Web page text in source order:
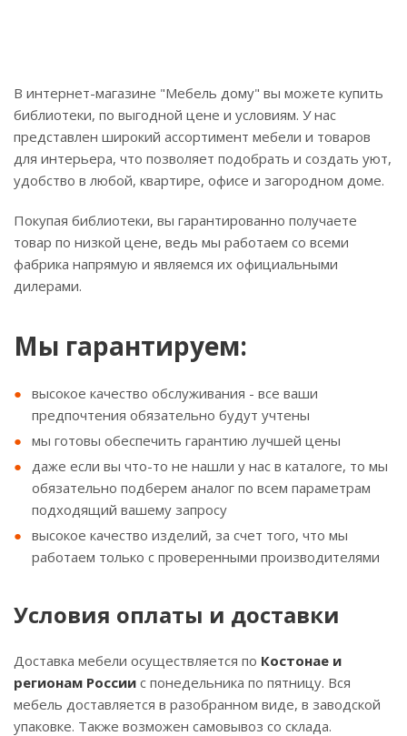
В интернет-магазине "Мебель дому" вы можете купить
библиотеки, по выгодной цене и условиям. У нас
представлен широкий ассортимент мебели и товаров
для интерьера, что позволяет подобрать и создать уют,
удобство в любой, квартире, офисе и загородном доме.
Покупая библиотеки, вы гарантированно получаете
товар по низкой цене, ведь мы работаем со всеми
фабрика напрямую и являемся их официальными
дилерами.
Мы гарантируем:
высокое качество обслуживания - все ваши
предпочтения обязательно будут учтены
мы готовы обеспечить гарантию лучшей цены
даже если вы что-то не нашли у нас в каталоге, то мы
обязательно подберем аналог по всем параметрам
подходящий вашему запросу
высокое качество изделий, за счет того, что мы
работаем только с проверенными производителями
Условия оплаты и доставки
Доставка мебели осуществляется по Костонае и
регионам России с понедельника по пятницу. Вся
мебель доставляется в разобранном виде, в заводской
упаковке. Также возможен самовывоз со склада.